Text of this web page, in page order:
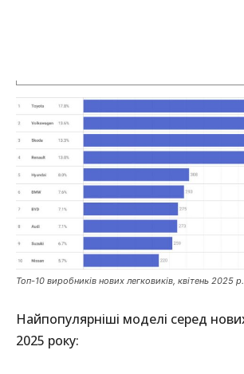
Топ-10 виробників нових легковиків, квітень 2025 р.
Найпопулярніші моделі серед
2025 року: